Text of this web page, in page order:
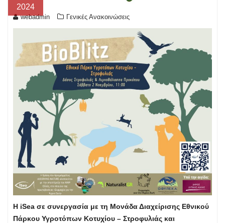
2024
webadmin Γενικές Ανακοινώσεις
Η iSea σε συνεργασία με τη Μονάδα Διαχείρισης Εθνικού
Πάρκου Υγροτόπων Κοτυχίου – Στροφυλιάς και